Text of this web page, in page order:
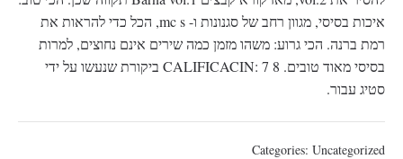
איכות בסיסי, מגוון רחב של סגנונות ו- mc s, הכל כדי להראות את
רמת ברנה. הכי גרוע: משהו מזמן כמה שירים אינם נחוצים, למרות
בסיסי מאוד טובים. CALIFICACIN: 7 8 ביקורת שנעשו על ידי
סטיג עבור.
Categories: Uncategorized